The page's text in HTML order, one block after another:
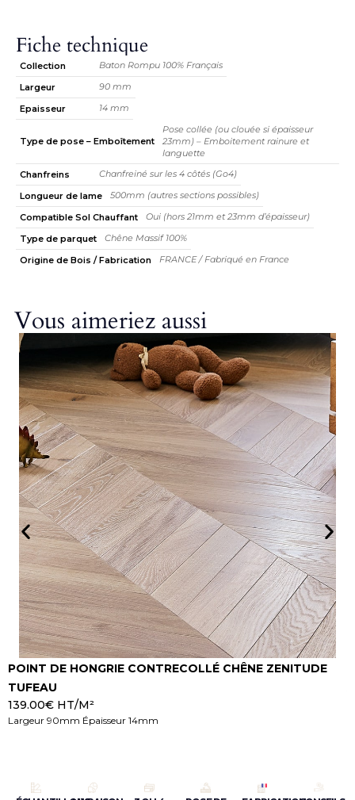
Fiche technique
Collection
Baton Rompu 100% Français
Largeur
90 mm
Epaisseur
14 mm
Type de pose – Emboîtement
Pose collée (ou clouée si épaisseur
23mm) – Emboitement rainure et
languette
Chanfreins
Chanfreiné sur les 4 côtés (Go4)
Longueur de lame
500mm (autres sections possibles)
Compatible Sol Chauffant
Oui (hors 21mm et 23mm d’épaisseur)
Type de parquet
Chêne Massif 100%
Origine de Bois / Fabrication
FRANCE / Fabriqué en France
Vous aimeriez aussi
POINT DE HONGRIE CONTRECOLLÉ CHÊNE ZENITUDE
TUFEAU
139.00€ HT/M²
Largeur 90mm Épaisseur 14mm